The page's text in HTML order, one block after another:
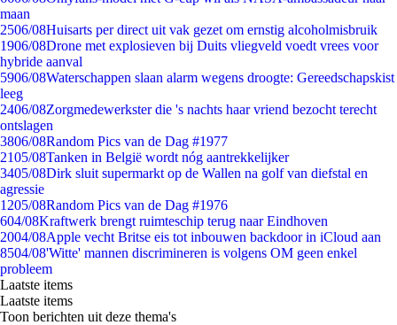
maan
2506/08Huisarts per direct uit vak gezet om ernstig alcoholmisbruik
1906/08Drone met explosieven bij Duits vliegveld voedt vrees voor
hybride aanval
5906/08Waterschappen slaan alarm wegens droogte: Gereedschapskist
leeg
2406/08Zorgmedewerkster die 's nachts haar vriend bezocht terecht
ontslagen
3806/08Random Pics van de Dag #1977
2105/08Tanken in België wordt nóg aantrekkelijker
3405/08Dirk sluit supermarkt op de Wallen na golf van diefstal en
agressie
1205/08Random Pics van de Dag #1976
604/08Kraftwerk brengt ruimteschip terug naar Eindhoven
2004/08Apple vecht Britse eis tot inbouwen backdoor in iCloud aan
8504/08'Witte' mannen discrimineren is volgens OM geen enkel
probleem
Laatste items
Laatste items
Toon berichten uit deze thema's